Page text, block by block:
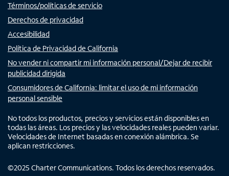
Términos/políticas de servicio
Derechos de privacidad
Accesibilidad
Política de Privacidad de California
No vender ni compartir mi información personal/Dejar de recibir
publicidad dirigida
Consumidores de California: limitar el uso de mi información
personal sensible
No todos los productos, precios y servicios están disponibles en
todas las áreas. Los precios y las velocidades reales pueden variar.
Velocidades de Internet basadas en conexión alámbrica. Se
aplican restricciones.
©2025 Charter Communications. Todos los derechos reservados.